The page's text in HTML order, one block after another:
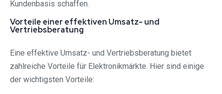
Kundenbasis schaffen.
Vorteile einer effektiven Umsatz- und
Vertriebsberatung
Eine effektive Umsatz- und Vertriebsberatung bietet
zahlreiche Vorteile für Elektronikmärkte. Hier sind einige
der wichtigsten Vorteile: